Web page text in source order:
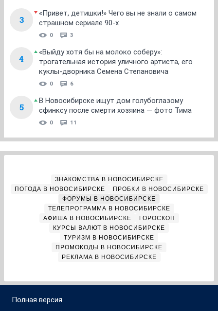
3
«Привет, детишки!» Чего вы не знали о самом
страшном сериале 90-х
0 3
4
«Выйду хотя бы на молоко соберу»:
трогательная история уличного артиста, его
куклы-дворника Семена Степановича
0 6
5
В Новосибирске ищут дом голубоглазому
сфинксу после смерти хозяина — фото Тима
0 11
ЗНАКОМСТВА В НОВОСИБИРСКЕ
ПОГОДА В НОВОСИБИРСКЕ
ПРОБКИ В НОВОСИБИРСКЕ
ФОРУМЫ В НОВОСИБИРСКЕ
ТЕЛЕПРОГРАММА В НОВОСИБИРСКЕ
АФИША В НОВОСИБИРСКЕ
ГОРОСКОП
КУРСЫ ВАЛЮТ В НОВОСИБИРСКЕ
ТУРИЗМ В НОВОСИБИРСКЕ
ПРОМОКОДЫ В НОВОСИБИРСКЕ
РЕКЛАМА В НОВОСИБИРСКЕ
Полная версия